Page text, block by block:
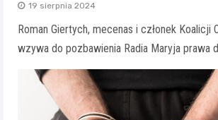
19 sierpnia 2024
Roman Giertych, mecenas i członek Koalicji
wzywa do pozbawienia Radia Maryja prawa